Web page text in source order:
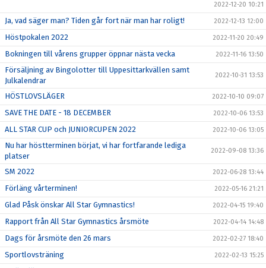
2022-12-20 10:21
Ja, vad säger man? Tiden går fort när man har roligt! 2022-12-13 12:00
Höstpokalen 2022 2022-11-20 20:49
Bokningen till vårens grupper öppnar nästa vecka 2022-11-16 13:50
Försäljning av Bingolotter till Uppesittarkvällen samt
Julkalendrar
2022-10-31 13:53
HÖSTLOVSLÄGER 2022-10-10 09:07
SAVE THE DATE - 18 DECEMBER 2022-10-06 13:53
ALL STAR CUP och JUNIORCUPEN 2022 2022-10-06 13:05
Nu har höstterminen börjat, vi har fortfarande lediga
platser
2022-09-08 13:36
SM 2022 2022-06-28 13:44
Förläng vårterminen! 2022-05-16 21:21
Glad Påsk önskar All Star Gymnastics! 2022-04-15 19:40
Rapport från All Star Gymnastics årsmöte 2022-04-14 14:48
Dags för årsmöte den 26 mars 2022-02-27 18:40
Sportlovsträning 2022-02-13 15:25